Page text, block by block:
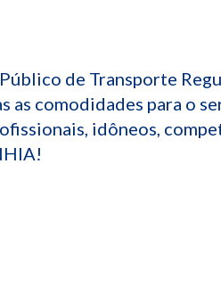
de Transporte
as comodidades para o
idôneos,